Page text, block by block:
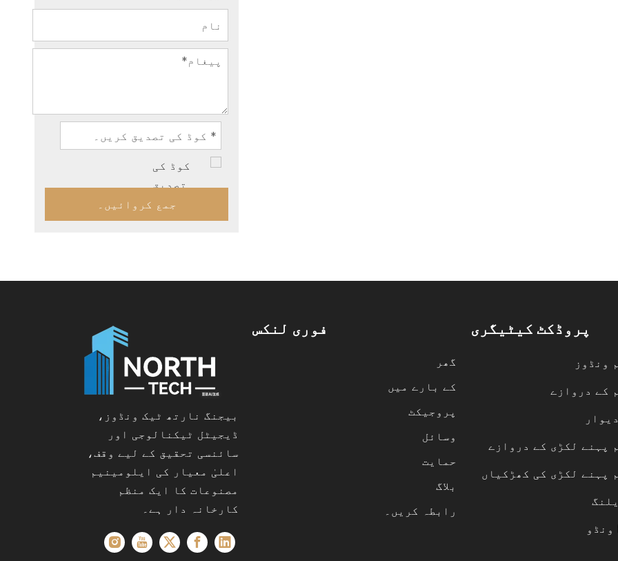
جمع کروائیں۔
بیجنگ نارتھ ٹیک ونڈوز،
ڈیجیٹل ٹیکنالوجی اور
سائنسی تحقیق کے لیے وقف،
اعلیٰ معیار کی ایلومینیم
مصنوعات کا ایک منظم
کارخانہ دار ہے۔
فوری لنکس
گھر
کے بارے میں
پروجیکٹ
وسائل
حمایت
بلاگ
رابطہ کریں۔
پروڈکٹ کیٹیگری
ونڈوز
کے دروازے
پہنے لکڑی کے دروازے
پہنے لکڑی کی کھڑکیاں